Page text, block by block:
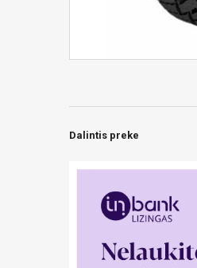
Dalintis preke